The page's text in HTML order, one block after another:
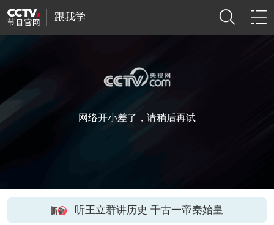
跟我学
网络开小差了，请稍后再试
听王立群讲历史 千古一帝秦始皇